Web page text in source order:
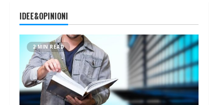
IDEE&OPINIONI
2 MIN READ